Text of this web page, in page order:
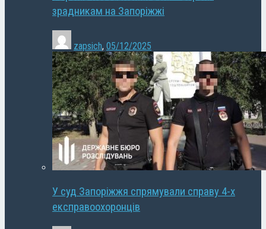
зрадникам на Запоріжжі
zapsich, 05/12/2025
У суд Запоріжжя спрямували справу 4-х
експравоохоронців